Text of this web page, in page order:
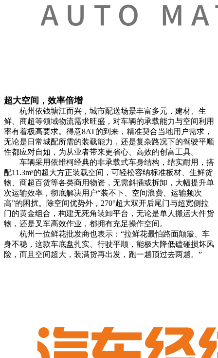
超大空间，效率倍增
杭州依钱塘江而兴，城市配送场景丰富多元，建材、生
鲜、商超等领域物流需求旺盛，对车辆的承载能力与空间利用
率有着极高要求。得意8AT的到来，精准契合当地用户需求，
无论是日常城配所需的装载能力，还是复杂路况下的驾驶平顺
性都应对自如，为从业者带来更省心、高效的创富工具。
车辆采用依维柯经典的非承载式车身结构，结实耐用，搭
配11.3m³的超大方正装载空间，可轻松容纳标准板材、生鲜货
物、商超百货等各类商用物资，无需斜插或拆卸，大幅提升单
次运输效率，彻底解决用户“装不下、空间浪费、运输频次
高”的困扰。除空间优势外，270°超大双开后尾门与超宽侧拉
门的黄金组合，构建无死角装卸平台，无论是单人搬运大件货
物，还是叉车高效作业，都拥有充足操作空间。
杭州一位鲜花批发商也表示：“拉鲜花最怕路面颠簸、车
身不稳，这款车底盘扎实、行驶平顺，能极大降低磕碰损坏风
险，而且空间超大，装满货再出发，跑一趟顶过去两趟。”